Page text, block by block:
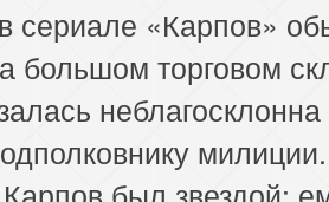
сериале «Карпов»
большом торговом
неблагосклонна
милиции.